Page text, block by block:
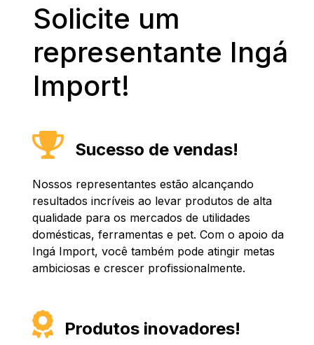
Solicite um
representante Ingá
Import!
Sucesso de vendas!
Nossos representantes estão alcançando
resultados incríveis ao levar produtos de alta
qualidade para os mercados de utilidades
domésticas, ferramentas e pet. Com o apoio da
Ingá Import, você também pode atingir metas
ambiciosas e crescer profissionalmente.
Produtos inovadores!